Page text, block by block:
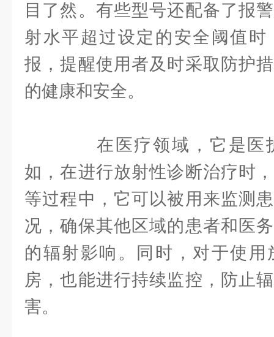
目了然。有些型号还配备了报
射水平超过设定的安全阈值
报，提醒使用者及时采取防护
的健康和安全。
在医疗领域，它是医
如，在进行放射性诊断治疗时
等过程中，它可以被用来监测
况，确保其他区域的患者和医
的辐射影响。同时，对于使
房，也能进行持续监控，防止
害。